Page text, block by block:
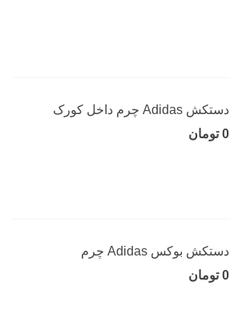
دستکش Adidas چرم داخل کورک
0 تومان
دستکش بوکس Adidas چرم
0 تومان